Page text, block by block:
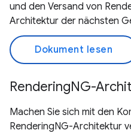
und den Versand von
Architektur der nächsten
Dokument lesen
RenderingNG-
Machen Sie sich mit den
RenderingNG-Architektur